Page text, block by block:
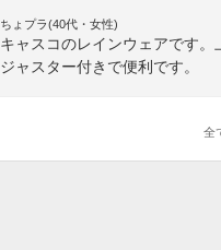
ちょプラ(40代・女性)
キャスコのレインウェアです
ジャスター付きで便利です。
全